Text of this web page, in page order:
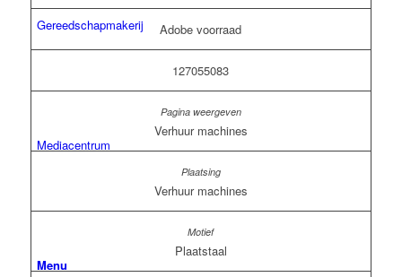
Gereedschapmakerij
Mediacentrum
Menu
Adobe voorraad
127055083
Verhuur machines
Verhuur machines
Plaatstaal